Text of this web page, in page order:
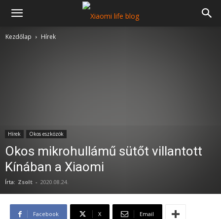
Kezdőlap Hírek
Hírek Okos eszközök
Okos mikrohullámű sütőt villantott
Kínában a Xiaomi
Írta: Zsolt - 2020.08.24.
Facebook X Email